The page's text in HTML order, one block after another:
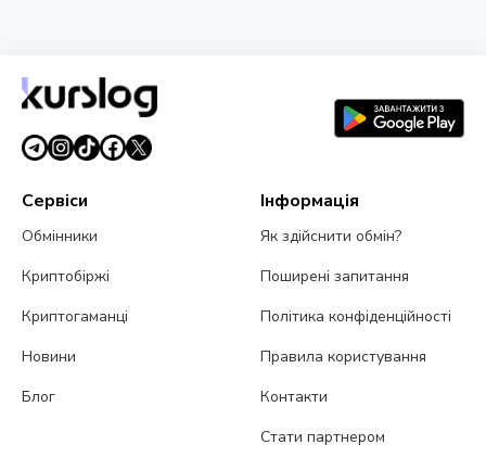
6 серпня 2026 р.5 хв читання
Сервіси
Обмінники
Криптобіржі
Криптогаманці
Новини
Блог
Інформація
Як здійснити обмін?
Поширені запитання
Політика конфіденційності
Правила користування
Контакти
Стати партнером